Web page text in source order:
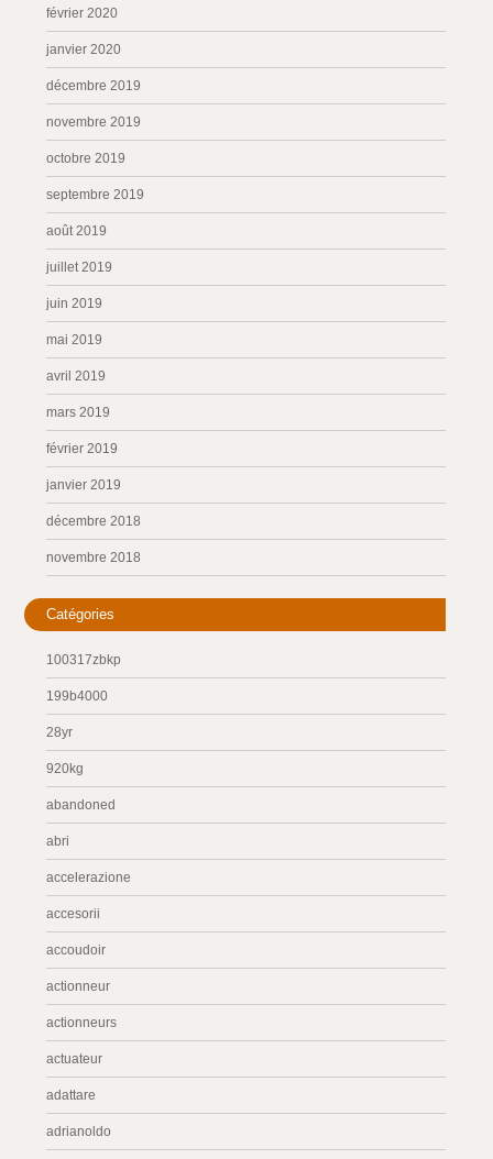
février 2020
janvier 2020
décembre 2019
novembre 2019
octobre 2019
septembre 2019
août 2019
juillet 2019
juin 2019
mai 2019
avril 2019
mars 2019
février 2019
janvier 2019
décembre 2018
novembre 2018
Catégories
100317zbkp
199b4000
28yr
920kg
abandoned
abri
accelerazione
accesorii
accoudoir
actionneur
actionneurs
actuateur
adattare
adrianoldo